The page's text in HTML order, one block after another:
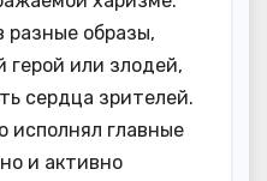
разные образы,
герой или злодей,
сердца зрителей.
исполнял главные
и активно